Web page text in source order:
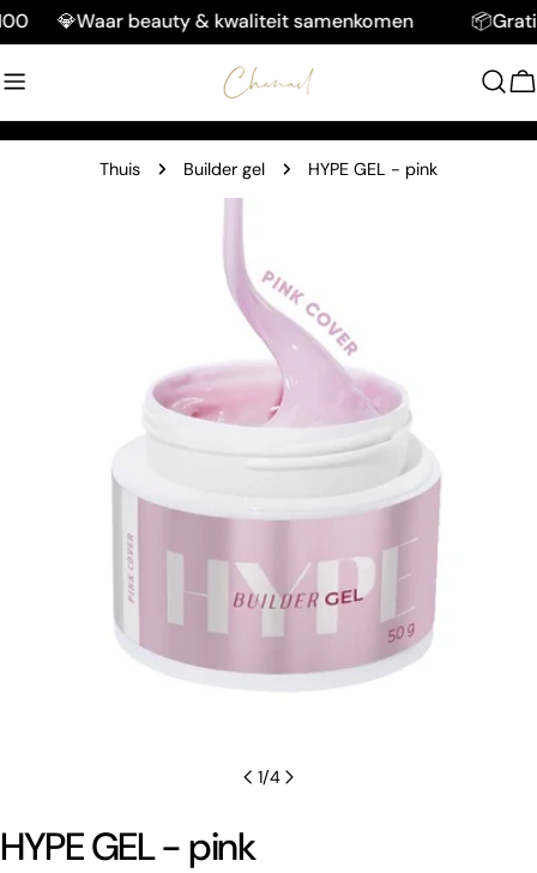
Doorgaan
naar
artikel
💎Waar beauty & kwaliteit samenkomen 📦Gratis
Thuis Builder gel HYPE GEL - pink
media 0 in modaal
1/4
HYPE GEL - pink